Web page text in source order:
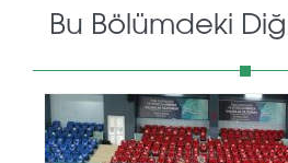
Bu Bölümdeki